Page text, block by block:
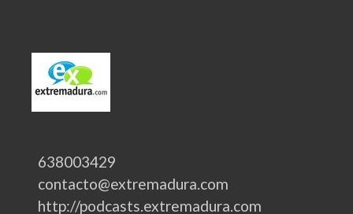
638003429
contacto@extremadura.com
http://podcasts.extremadura.com